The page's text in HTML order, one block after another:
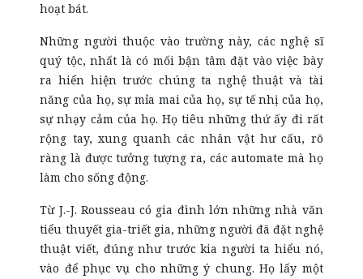
hoạt bát.
Những người thuộc vào trường này, các nghệ sĩ
quý tộc, nhất là có mối bận tâm đặt vào việc bày
ra hiển hiện trước chúng ta nghệ thuật và tài
năng của họ, sự mỉa mai của họ, sự tế nhị của họ,
sự nhạy cảm của họ. Họ tiêu những thứ ấy đi rất
rộng tay, xung quanh các nhân vật hư cấu, rõ
ràng là được tưởng tượng ra, các automate mà họ
làm cho sống động.
Từ J.-J. Rousseau có gia đình lớn những nhà văn
tiểu thuyết gia-triết gia, những người đã đặt nghệ
thuật viết, đúng như trước kia người ta hiểu nó,
vào để phục vụ cho những ý chung. Họ lấy một